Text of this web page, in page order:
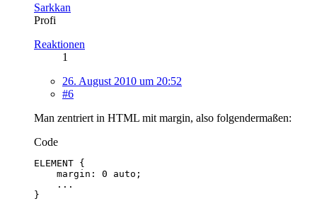
Sarkkan
Profi
Reaktionen
1
26. August 2010 um 20:52
#6
Man zentriert in HTML mit margin, also folgendermaßen:
Code
}